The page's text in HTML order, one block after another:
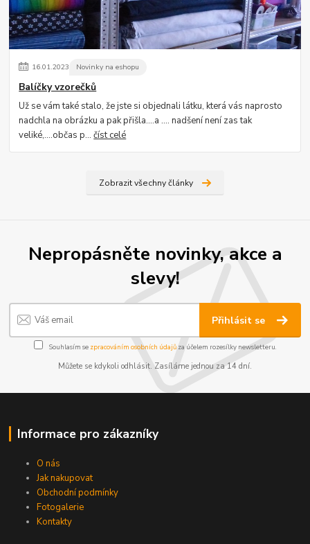
16.01.2023 Novinky na eshopu
Balíčky vzorečků
Už se vám také stalo, že jste si objednali látku, která vás naprosto
nadchla na obrázku a pak přišla....a .... nadšení není zas tak
veliké,....občas p...číst celé
Zobrazit všechny články
Nepropásněte novinky, akce a
slevy!
Přihlásit se
Souhlasím se zpracováním osobních údajůza účelem rozesílky newsletteru.
Můžete se kdykoli odhlásit. Zasíláme jednou za 14 dní.
Informace pro zákazníky
O nás
Jak nakupovat
Obchodní podmínky
Fotogalerie
Kontakty